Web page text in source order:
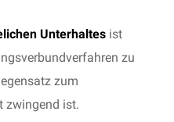
Unterhaltes ist
zu
zum
zwingend ist.